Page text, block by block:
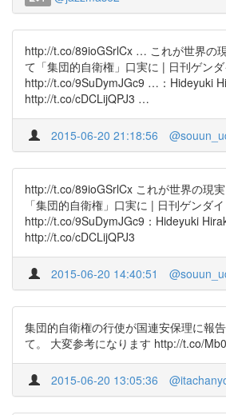
http://t.co/89ioGSrlCx … これが世界の
て「集団的自衛権」口実に | 日刊ゲンダ
http://t.co/9SuDymJGc9 …：Hideyuki
http://t.co/cDCLijQPJ3 …
2015-06-20 21:18:56
http://t.co/89ioGSrlCx これが世界の現
「集団的自衛権」口実に | 日刊ゲンダイ
http://t.co/9SuDymJGc9：Hideyuki
http://t.co/cDCLijQPJ3
2015-06-20 14:40:51
集団的自衛権の行使が国連安保理に報
て。 大変参考になります http://t.co/
2015-06-20 13:05:36